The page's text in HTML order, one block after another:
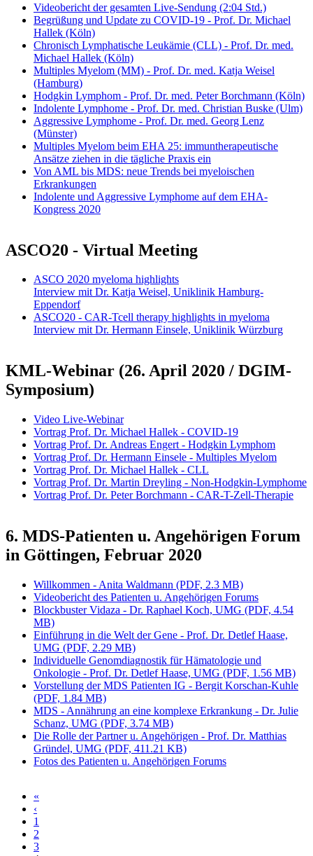
Videobericht der gesamten Live-Sendung (2:04 Std.)
Begrüßung und Update zu COVID-19 - Prof. Dr. Michael
Hallek (Köln)
Chronisch Lymphatische Leukämie (CLL) - Prof. Dr. med.
Michael Hallek (Köln)
Multiples Myelom (MM) - Prof. Dr. med. Katja Weisel
(Hamburg)
Hodgkin Lymphom - Prof. Dr. med. Peter Borchmann (Köln)
Indolente Lymphome - Prof. Dr. med. Christian Buske (Ulm)
Aggressive Lymphome - Prof. Dr. med. Georg Lenz
(Münster)
Multiples Myelom beim EHA 25: immuntherapeutische
Ansätze ziehen in die tägliche Praxis ein
Von AML bis MDS: neue Trends bei myeloischen
Erkrankungen
Indolente und Aggressive Lymphome auf dem EHA-
Kongress 2020
ASCO20 - Virtual Meeting
ASCO 2020 myeloma highlights
Interview mit Dr. Katja Weisel, Uniklinik Hamburg-
Eppendorf
ASCO20 - CAR-Tcell therapy highlights in myeloma
Interview mit Dr. Hermann Einsele, Uniklinik Würzburg
KML-Webinar (26. April 2020 / DGIM-
Symposium)
Video Live-Webinar
Vortrag Prof. Dr. Michael Hallek - COVID-19
Vortrag Prof. Dr. Andreas Engert - Hodgkin Lymphom
Vortrag Prof. Dr. Hermann Einsele - Multiples Myelom
Vortrag Prof. Dr. Michael Hallek - CLL
Vortrag Prof. Dr. Martin Dreyling - Non-Hodgkin-Lymphome
Vortrag Prof. Dr. Peter Borchmann - CAR-T-Zell-Therapie
6. MDS-Patienten u. Angehörigen Forum
in Göttingen, Februar 2020
Willkommen - Anita Waldmann (PDF, 2.3 MB)
Videobericht des Patienten u. Angehörigen Forums
Blockbuster Vidaza - Dr. Raphael Koch, UMG (PDF, 4.54
MB)
Einführung in die Welt der Gene - Prof. Dr. Detlef Haase,
UMG (PDF, 2.29 MB)
Individuelle Genomdiagnostik für Hämatologie und
Onkologie - Prof. Dr. Detlef Haase, UMG (PDF, 1.56 MB)
Vorstellung der MDS Patienten IG - Bergit Korschan-Kuhle
(PDF, 1.84 MB)
MDS - Annährung an eine komplexe Erkrankung - Dr. Julie
Schanz, UMG (PDF, 3.74 MB)
Die Rolle der Partner u. Angehörigen - Prof. Dr. Matthias
Gründel, UMG (PDF, 411.21 KB)
Fotos des Patienten u. Angehörigen Forums
Seiten
«
‹
1
2
3